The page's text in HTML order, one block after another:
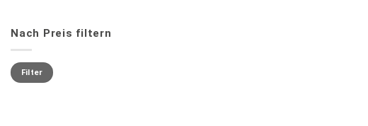
Nach Preis filtern
Min.
Preis
Max.
PreisFilter